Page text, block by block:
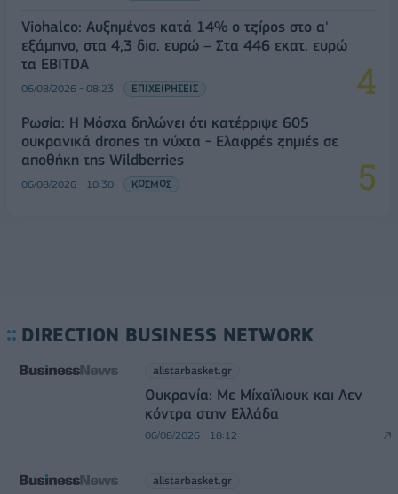
Viohalco: Αυξημένος κατά 14% ο τζίρος στο α'
εξάμηνο, στα 4,3 δισ. ευρώ – Στα 446 εκατ. ευρώ
τα EBITDA
06/08/2026 - 08:23 ΕΠΙΧΕΙΡΗΣΕΙΣ
Ρωσία: Η Μόσχα δηλώνει ότι κατέρριψε 605
ουκρανικά drones τη νύχτα - Ελαφρές ζημιές σε
αποθήκη της Wildberries
06/08/2026 - 10:30 ΚΟΣΜΟΣ
DIRECTION BUSINESS NETWORK
allstarbasket.gr
Ουκρανία: Με Μίχαϊλιουκ και Λεν
κόντρα στην Ελλάδα
06/08/2026 - 18:12
allstarbasket.gr